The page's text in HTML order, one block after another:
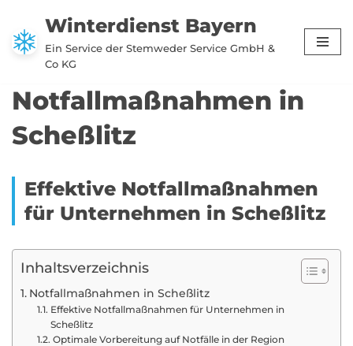
Zum
Inhalt
Winterdienst Bayern
Ein Service der Stemweder Service GmbH &
Co KG
Notfallmaßnahmen in
Scheßlitz
Effektive Notfallmaßnahmen
für Unternehmen in Scheßlitz
Inhaltsverzeichnis
Notfallmaßnahmen in Scheßlitz
Effektive Notfallmaßnahmen für Unternehmen in
Scheßlitz
Optimale Vorbereitung auf Notfälle in der Region